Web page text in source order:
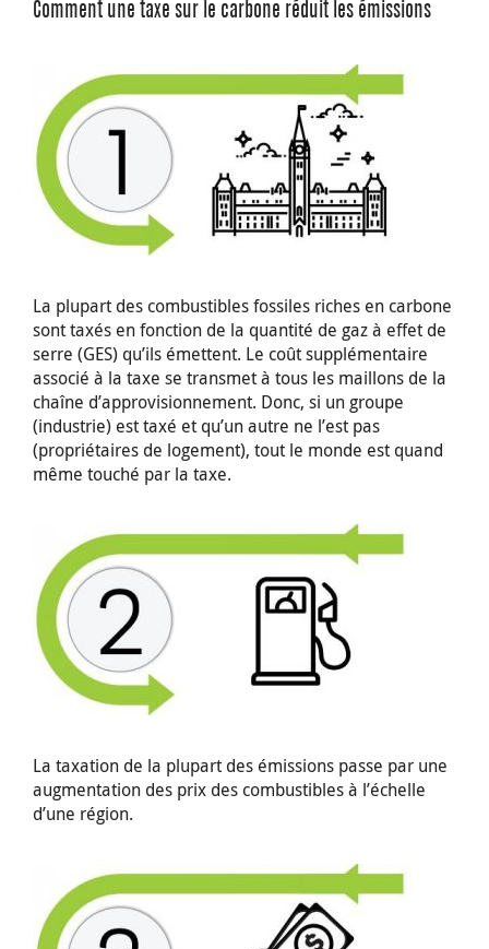
Comment une taxe sur le carbone réduit les émissions
La plupart des combustibles fossiles riches en carbone
sont taxés en fonction de la quantité de gaz à effet de
serre (GES) qu’ils émettent. Le coût supplémentaire
associé à la taxe se transmet à tous les maillons de la
chaîne d’approvisionnement. Donc, si un groupe
(industrie) est taxé et qu’un autre ne l’est pas
(propriétaires de logement), tout le monde est quand
même touché par la taxe.
La taxation de la plupart des émissions passe par une
augmentation des prix des combustibles à l’échelle
d’une région.